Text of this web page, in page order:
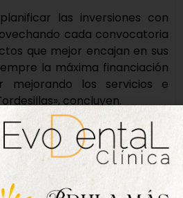
las inversiones con
cada convocatoria
que mejor encajan en sus
la máxima financiación
mejorando los servicios e
concluyen.